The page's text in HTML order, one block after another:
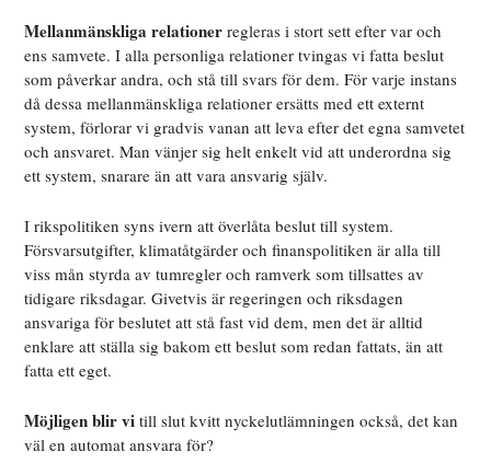
Mellanmänskliga relationer regleras i stort sett efter var och
ens samvete. I alla personliga relationer tvingas vi fatta beslut
som påverkar andra, och stå till svars för dem. För varje instans
då dessa mellanmänskliga relationer ersätts med ett externt
system, förlorar vi gradvis vanan att leva efter det egna samvetet
och ansvaret. Man vänjer sig helt enkelt vid att underordna sig
ett system, snarare än att vara ansvarig själv.
I rikspolitiken syns ivern att överlåta beslut till system.
Försvarsutgifter, klimatåtgärder och finanspolitiken är alla till
viss mån styrda av tumregler och ramverk som tillsattes av
tidigare riksdagar. Givetvis är regeringen och riksdagen
ansvariga för beslutet att stå fast vid dem, men det är alltid
enklare att ställa sig bakom ett beslut som redan fattats, än att
fatta ett eget.
Möjligen blir vi till slut kvitt nyckelutlämningen också, det kan
väl en automat ansvara för?